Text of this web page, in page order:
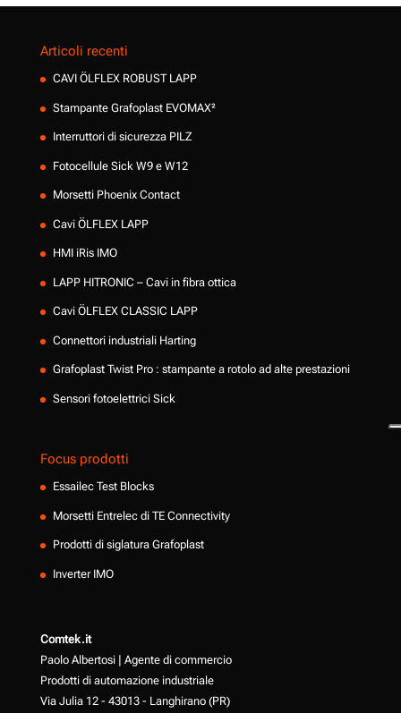
Articoli recenti
CAVI ÖLFLEX ROBUST LAPP
Stampante Grafoplast EVOMAX²
Interruttori di sicurezza PILZ
Fotocellule Sick W9 e W12
Morsetti Phoenix Contact
Cavi ÖLFLEX LAPP
HMI iRis IMO
LAPP HITRONIC – Cavi in fibra ottica
Cavi ÖLFLEX CLASSIC LAPP
Connettori industriali Harting
Grafoplast Twist Pro : stampante a rotolo ad alte prestazioni
Sensori fotoelettrici Sick
Focus prodotti
Essailec Test Blocks
Morsetti Entrelec di TE Connectivity
Prodotti di siglatura Grafoplast
Inverter IMO
Comtek.it
Paolo Albertosi | Agente di commercio
Prodotti di automazione industriale
Via Julia 12 - 43013 - Langhirano (PR)